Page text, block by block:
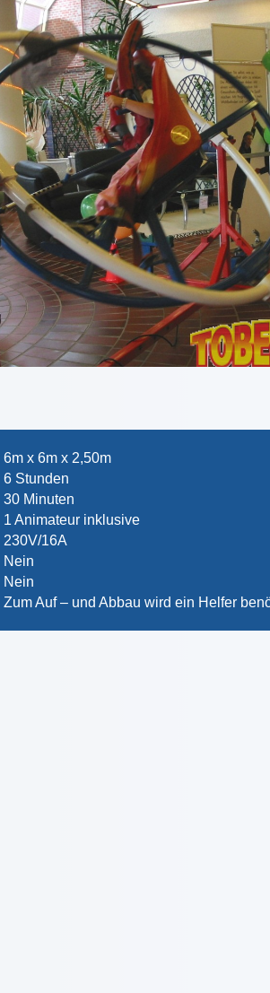
6m x 6m x 2,50m
6 Stunden
30 Minuten
1 Animateur inklusive
230V/16A
Nein
Nein
Zum Auf – und Abbau wird ein Helfer